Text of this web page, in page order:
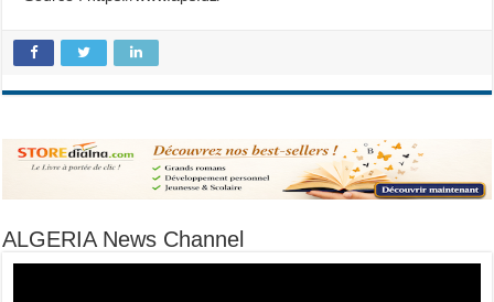
ALGERIA News Channel